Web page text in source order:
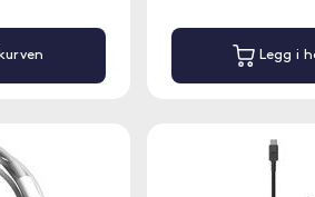
Legg i